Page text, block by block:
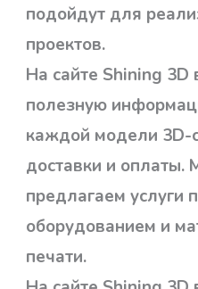
подойдут для
проектов.
На сайте Shining
полезную
каждой модели 3D-
доставки и оплаты.
предлагаем услуги
оборудованием и
печати.